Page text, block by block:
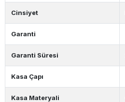
Cinsiyet
Garanti
Garanti Süresi
Kasa Çapı
Kasa Materyali